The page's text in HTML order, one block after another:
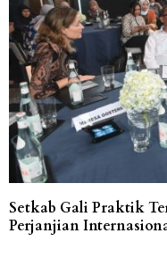
Setkab Gali Praktik
Perjanjian